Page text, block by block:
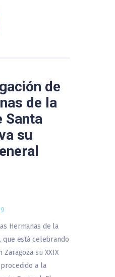
de
de la
Santa
su
Hermanas de la
que está celebrando
su XXIX
a la